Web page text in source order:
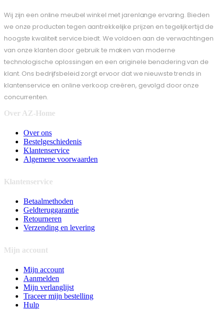
Wij zijn een online meubel winkel met jarenlange ervaring. Bieden
we onze producten tegen aantrekkelijke prijzen en tegelijkertijd de
hoogste kwaliteit service biedt. We voldoen aan de verwachtingen
van onze klanten door gebruik te maken van moderne
technologische oplossingen en een originele benadering van de
klant. Ons bedrijfsbeleid zorgt ervoor dat we nieuwste trends in
klantenservice en online verkoop creëren, gevolgd door onze
concurrenten.
Over AZ-Home
Over ons
Bestelgeschiedenis
Klantenservice
Algemene voorwaarden
Klantenservice
Betaalmethoden
Geldteruggarantie
Retourneren
Verzending en levering
Mijn account
Mijn account
Aanmelden
Mijn verlanglijst
Traceer mijn bestelling
Hulp